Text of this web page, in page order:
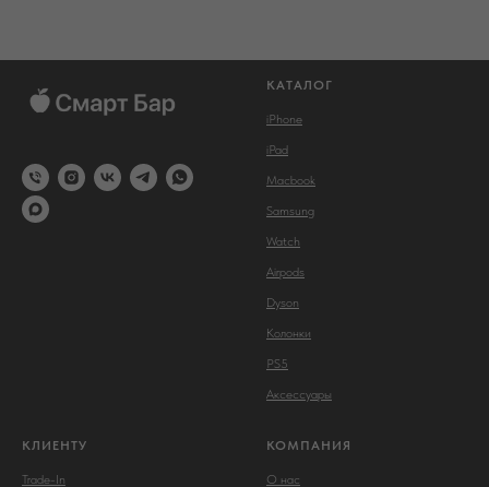
КАТАЛОГ
iPhone
iPad
Macbook
Samsung
Watch
Airpods
Dyson
Колонки
PS5
Аксессуары
КЛИЕНТУ
Trade-In
КОМПАНИЯ
О нас